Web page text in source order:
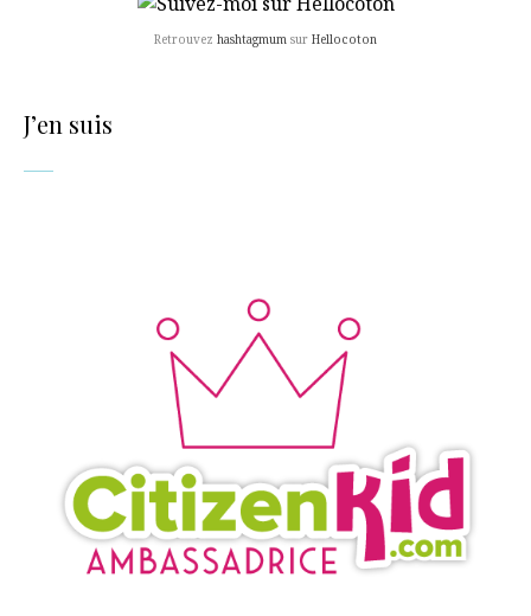
Retrouvez hashtagmum sur Hellocoton
J’en suis